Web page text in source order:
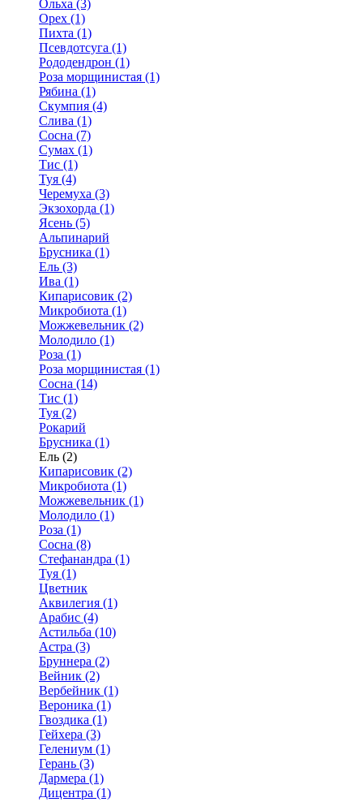
Ольха (3)
Орех (1)
Пихта (1)
Псевдотсуга (1)
Рододендрон (1)
Роза морщинистая (1)
Рябина (1)
Скумпия (4)
Слива (1)
Сосна (7)
Сумах (1)
Тис (1)
Туя (4)
Черемуха (3)
Экзохорда (1)
Ясень (5)
Альпинарий
Брусника (1)
Ель (3)
Ива (1)
Кипарисовик (2)
Микробиота (1)
Можжевельник (2)
Молодило (1)
Роза (1)
Роза морщинистая (1)
Сосна (14)
Тис (1)
Туя (2)
Рокарий
Брусника (1)
Ель (2)
Кипарисовик (2)
Микробиота (1)
Можжевельник (1)
Молодило (1)
Роза (1)
Сосна (8)
Стефанандра (1)
Туя (1)
Цветник
Аквилегия (1)
Арабис (4)
Астильба (10)
Астра (3)
Бруннера (2)
Вейник (2)
Вербейник (1)
Вероника (1)
Гвоздика (1)
Гейхера (3)
Гелениум (1)
Герань (3)
Дармера (1)
Дицентра (1)